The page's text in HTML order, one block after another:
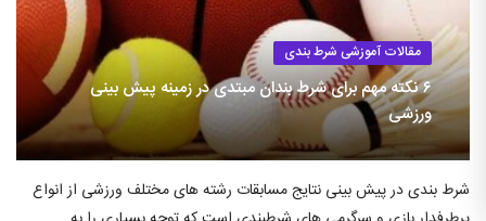
مقالات آموزشی شرط بندی
۶ نکته مهم برای شرط بندان مبتدی در زمینه پیش بینی
ورزشی
شرط بندی در پیش بینی نتایج مسابقات رشته های مختلف ورزشی از انواع